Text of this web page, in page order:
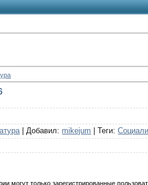
|Добавил: mikejum |Теги:
могут только зарегистрированные